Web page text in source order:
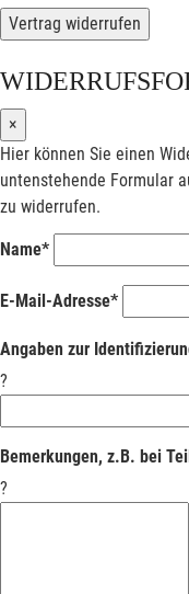
Vertrag widerrufen
×
Hier können Sie einen
untenstehende Formular
zu widerrufen.
Name*
E-Mail-Adresse*
Angaben zur
?
Bemerkungen, z.B. bei
?